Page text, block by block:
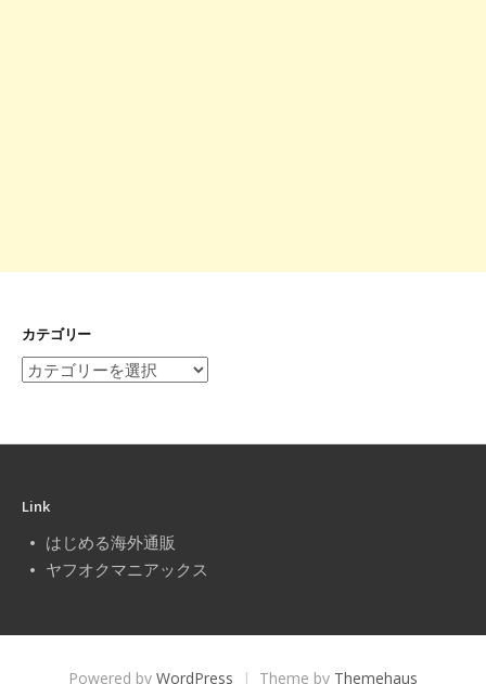
カテゴリー
カ
リ
Link
はじめる海外通販
ヤフオクマニアックス
Powered by WordPress | Theme by Themehaus